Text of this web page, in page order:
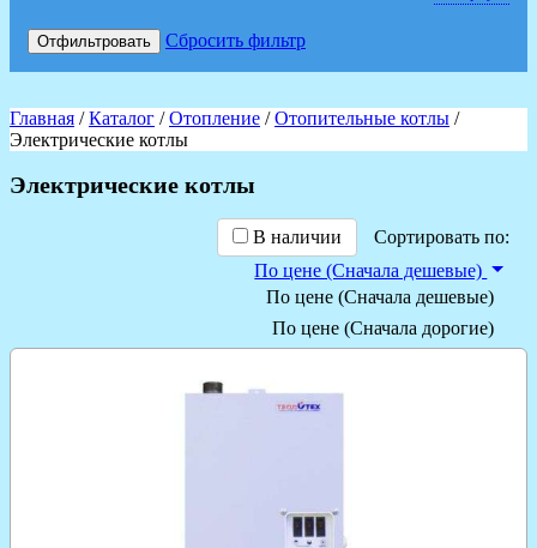
Отфильтровать Сбросить фильтр
Главная /Каталог /Отопление /Отопительные котлы /
Электрические котлы
Электрические котлы
В наличии
Сортировать по:
По цене (Сначала дешевые)
По цене (Сначала дешевые)
По цене (Сначала дорогие)